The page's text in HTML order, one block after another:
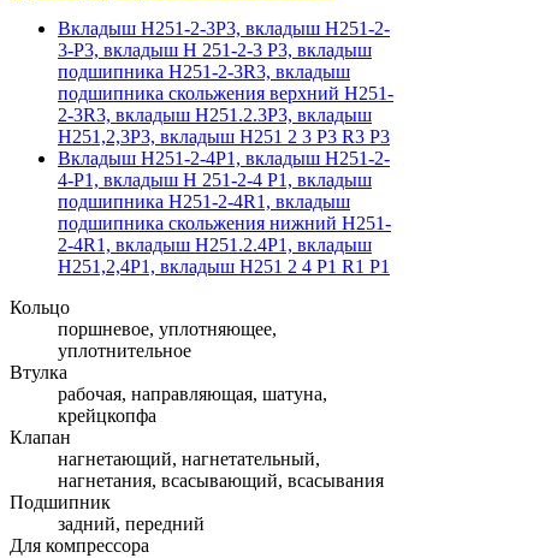
Вкладыш Н251-2-3Р3, вкладыш Н251-2-
3-Р3, вкладыш Н 251-2-3 Р3, вкладыш
подшипника Н251-2-3R3, вкладыш
подшипника скольжения верхний Н251-
2-3R3, вкладыш Н251.2.3Р3, вкладыш
Н251,2,3Р3, вкладыш Н251 2 3 Р3 R3 P3
Вкладыш Н251-2-4Р1, вкладыш Н251-2-
4-Р1, вкладыш Н 251-2-4 Р1, вкладыш
подшипника Н251-2-4R1, вкладыш
подшипника скольжения нижний Н251-
2-4R1, вкладыш Н251.2.4Р1, вкладыш
Н251,2,4Р1, вкладыш Н251 2 4 Р1 R1 P1
Кольцо
поршневое, уплотняющее,
уплотнительное
Втулка
рабочая, направляющая, шатуна,
крейцкопфа
Клапан
нагнетающий, нагнетательный,
нагнетания, всасывающий, всасывания
Подшипник
задний, передний
Для компрессора